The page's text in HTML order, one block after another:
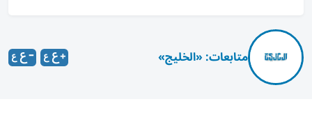
متابعات: «الخليج»